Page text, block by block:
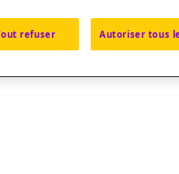
refuser Autoriser tous